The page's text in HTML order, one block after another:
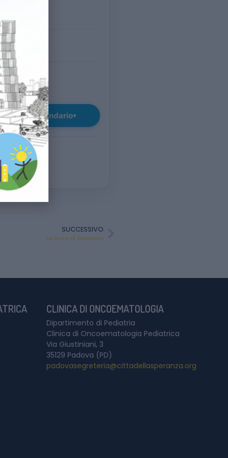
al calendario▾
SUCCESSIVO
La Rosa di Polesella
CLINICA DI ONCOEMATOLOGIA
Dipartimento di Pediatria
Clinica di Oncoematologia Pediatrica
Via Giustiniani, 3
35129 Padova (PD)
padovasegreteria@cittadellasperanza.org